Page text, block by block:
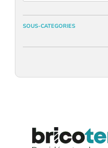
SOUS-CATEGORIES